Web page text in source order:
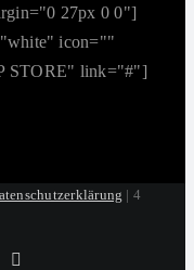
27px 0 0"]
icon=""
STORE" link="#"]
| 4